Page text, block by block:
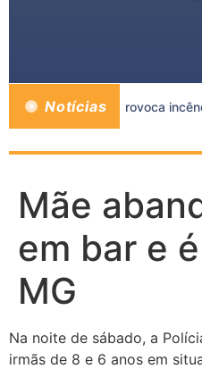
Notícias
tanque provoca
Mãe
em bar e
MG
Na noite de sábado, a
irmãs de 8 e 6 anos em